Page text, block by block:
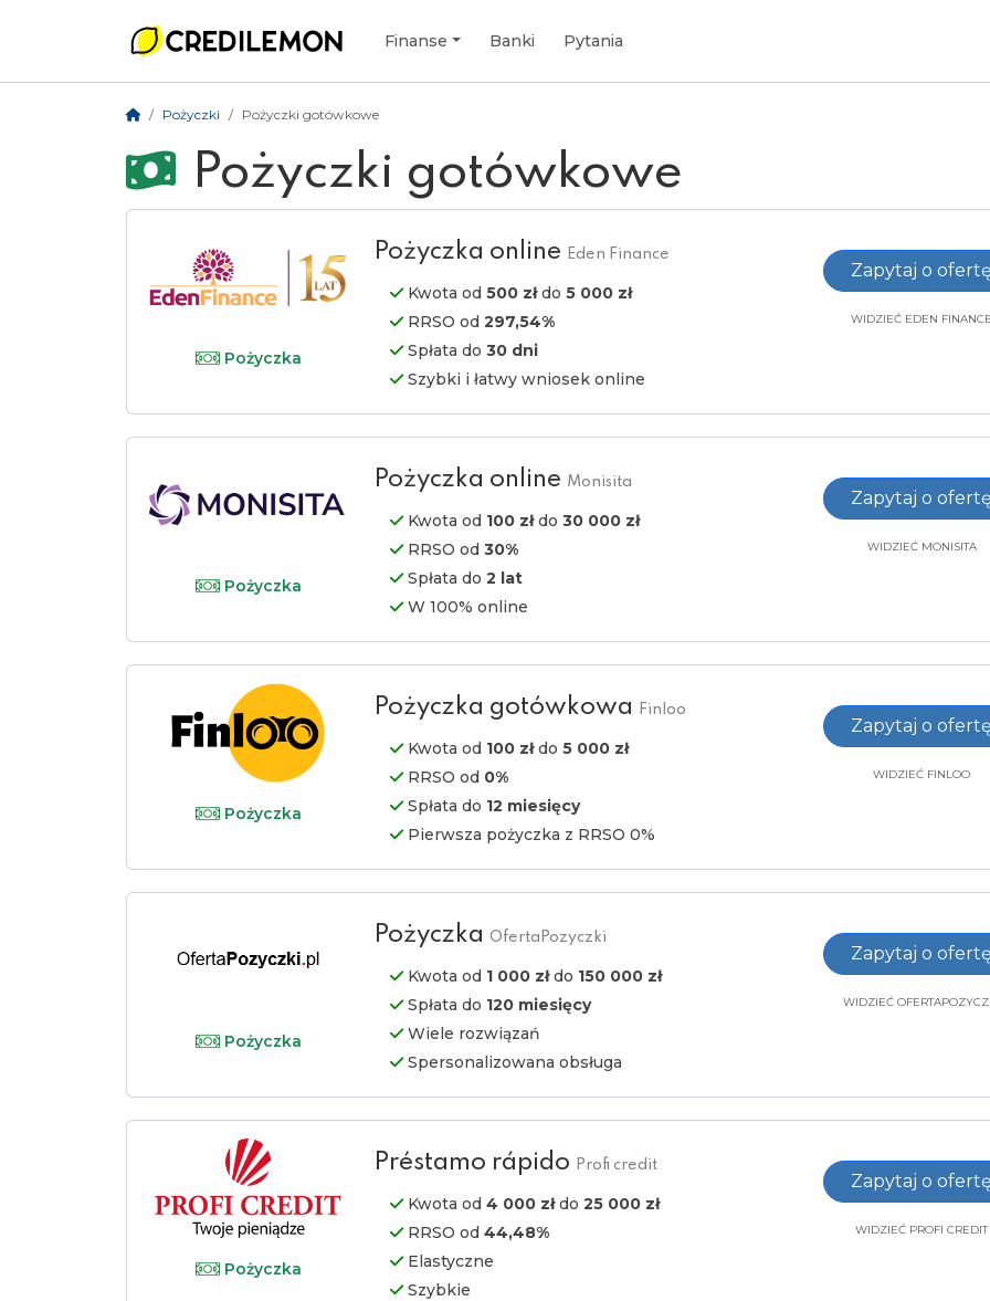
Finanse Banki Pytania
Pożyczki Pożyczki gotówkowe
Pożyczki gotówkowe
Pożyczka
Pożyczka online Eden Finance
Kwota od500 złdo5 000 zł
RRSO od297,54%
Spłata do30 dni
Szybki i łatwy wniosek online
Zapytaj o ofertę
WIDZIEĆ EDEN FINANCE
Pożyczka
Pożyczka online Monisita
Kwota od 100 złdo30 000 zł
RRSO od30%
Spłata do2 lat
W 100% online
Zapytaj o ofertę
WIDZIEĆ MONISITA
Pożyczka
Pożyczka gotówkowa Finloo
Kwota od 100 złdo5 000 zł
RRSO od 0%
Spłata do 12 miesięcy
Pierwsza pożyczka z RRSO 0%
Zapytaj o ofertę
WIDZIEĆ FINLOO
Pożyczka
PożyczkaOfertaPozyczki
Kwota od 1 000 złdo 150 000 zł
Spłata do 120 miesięcy
Wiele rozwiązań
Spersonalizowana obsługa
Zapytaj o ofertę
WIDZIEĆ
Pożyczka
Préstamo rápido Profi credit
Kwota od4 000 złdo25 000 zł
RRSO od44,48%
Elastyczne
Szybkie
Zapytaj o ofertę
WIDZIEĆ PROFI CREDIT